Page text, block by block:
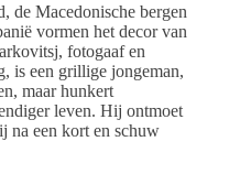
de Macedonische bergen
vormen het decor van
fotogaaf en
is een grillige jongeman,
maar hunkert
leven. Hij ontmoet
na een kort en schuw